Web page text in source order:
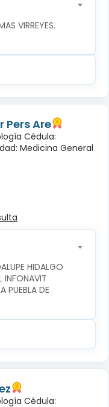
VIRREYES.
Pers Are
Cédula:
Medicina General
HIDALGO
INFONAVIT
PUEBLA DE
Cédula: